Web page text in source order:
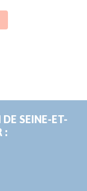
SEINE-ET-
: